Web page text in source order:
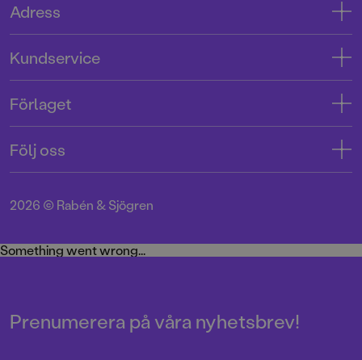
Adress
Tryckerigatan 4
103 12 Stockholm
Org.nr: 556045-7748
Kundservice
Användarvillkor intressenter
Integritetspolicy
Cookie Policy
Förlaget
Miljö och hållbarhet
Följ oss
Instagram
Twitter
2026 © Rabén & Sjögren
Something went wrong...
Prenumerera på våra nyhetsbrev!